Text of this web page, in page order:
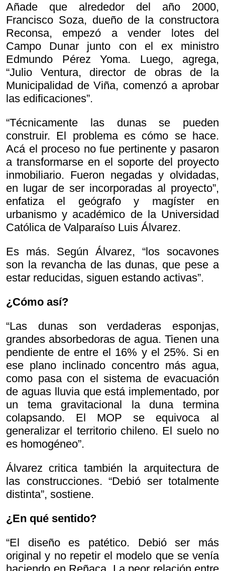
Añade que alrededor del año 2000,
Francisco Soza, dueño de la constructora
Reconsa, empezó a vender lotes del
Campo Dunar junto con el ex ministro
Edmundo Pérez Yoma. Luego, agrega,
“Julio Ventura, director de obras de la
Municipalidad de Viña, comenzó a aprobar
las edificaciones”.
“Técnicamente las dunas se pueden
construir. El problema es cómo se hace.
Acá el proceso no fue pertinente y pasaron
a transformarse en el soporte del proyecto
inmobiliario. Fueron negadas y olvidadas,
en lugar de ser incorporadas al proyecto”,
enfatiza el geógrafo y magíster en
urbanismo y académico de la Universidad
Católica de Valparaíso Luis Álvarez.
Es más. Según Álvarez, “los socavones
son la revancha de las dunas, que pese a
estar reducidas, siguen estando activas”.
¿Cómo así?
“Las dunas son verdaderas esponjas,
grandes absorbedoras de agua. Tienen una
pendiente de entre el 16% y el 25%. Si en
ese plano inclinado concentro más agua,
como pasa con el sistema de evacuación
de aguas lluvia que está implementado, por
un tema gravitacional la duna termina
colapsando. El MOP se equivoca al
generalizar el territorio chileno. El suelo no
es homogéneo”.
Álvarez critica también la arquitectura de
las construcciones. “Debió ser totalmente
distinta”, sostiene.
¿En qué sentido?
“El diseño es patético. Debió ser más
original y no repetir el modelo que se venía